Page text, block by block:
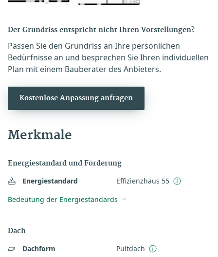
Der Grundriss entspricht nicht Ihren Vorstellungen?
Passen Sie den Grundriss an Ihre persönlichen
Bedürfnisse an und besprechen Sie Ihren individuellen
Plan mit einem Bauberater des Anbieters.
Kostenlose Anpassung anfragen
Merkmale
Energiestandard und Förderung
Energiestandard
Effizienzhaus 55
Bedeutung der Energiestandards
Dach
Dachform Pultdach